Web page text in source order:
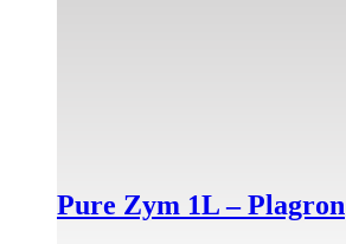
Pure Zym 1L – Plagron